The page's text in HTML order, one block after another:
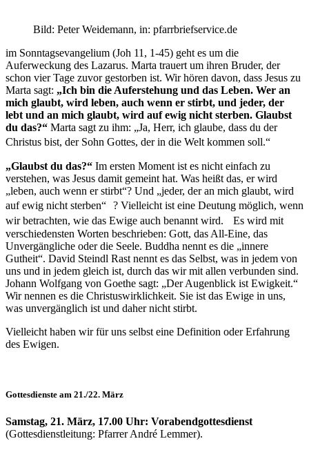
Bild: Peter Weidemann, in: pfarrbriefservice.de
im Sonntagsevangelium (Joh 11, 1-45) geht es um die
Auferweckung des Lazarus. Marta trauert um ihren Bruder, der
schon vier Tage zuvor gestorben ist. Wir hören davon, dass Jesus zu
Marta sagt: „Ich bin die Auferstehung und das Leben. Wer an
mich glaubt, wird leben, auch wenn er stirbt, und jeder, der
lebt und an mich glaubt, wird auf ewig nicht sterben. Glaubst
du das?“ Marta sagt zu ihm: „Ja, Herr, ich glaube, dass du der
Christus bist, der Sohn Gottes, der in die Welt kommen soll.“
„Glaubst du das?“ Im ersten Moment ist es nicht einfach zu
verstehen, was Jesus damit gemeint hat. Was heißt das, er wird
„leben, auch wenn er stirbt“? Und „jeder, der an mich glaubt, wird
auf ewig nicht sterben“ ? Vielleicht ist eine Deutung möglich, wenn
wir betrachten, wie das Ewige auch benannt wird. Es wird mit
verschiedensten Worten beschrieben: Gott, das All-Eine, das
Unvergängliche oder die Seele. Buddha nennt es die „innere
Gutheit“. David Steindl Rast nennt es das Selbst, was in jedem von
uns und in jedem gleich ist, durch das wir mit allen verbunden sind.
Johann Wolfgang von Goethe sagt: „Der Augenblick ist Ewigkeit.“
Wir nennen es die Christuswirklichkeit. Sie ist das Ewige in uns,
was unvergänglich ist und daher nicht stirbt.
Vielleicht haben wir für uns selbst eine Definition oder Erfahrung
des Ewigen.
Gottesdienste am 21./22. März
Samstag, 21. März, 17.00 Uhr: Vorabendgottesdienst
(Gottesdienstleitung: Pfarrer André Lemmer).